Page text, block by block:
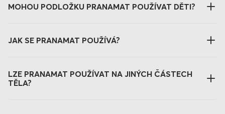
MOHOU PODLOŽKU PRANAMAT POUŽÍVAT DĚTI?
JAK SE PRANAMAT POUŽÍVÁ?
LZE PRANAMAT POUŽÍVAT NA JINÝCH ČÁSTECH
TĚLA?